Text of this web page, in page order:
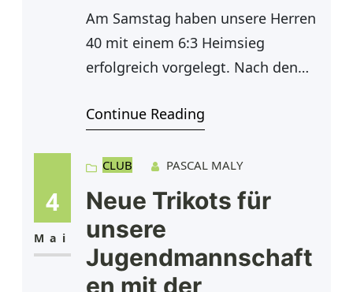
im zweiten
Am Samstag haben unsere Herren
40 mit einem 6:3 Heimsieg
erfolgreich vorgelegt. Nach den
Tom müssen sich nach hartem
Matchtiebreak geschlagen geben.
Dafür konnte Holli sich 10:7 im Mt
durchsetzen. Unser Dauerbrenner
Erik musste sich leider deutlich in
2 Sätzen geschlagen geben. Die
anderen
Continue Reading
4
Mai
CLUB PASCAL MALY
Neue Trikots für
unsere
Jugendmannschaft
en mit der